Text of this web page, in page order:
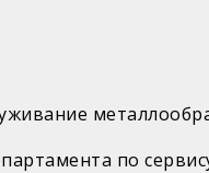
по